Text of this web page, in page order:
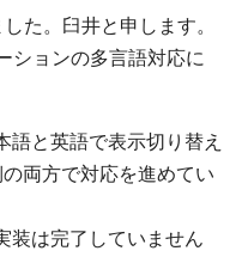
た。臼井と申します。
ションの多言語対応に
と英語で表示切り替え
両方で対応を進めてい
装は完了していません